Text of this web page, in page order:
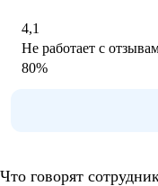
4,1
Не работает с
80%
Что говорят